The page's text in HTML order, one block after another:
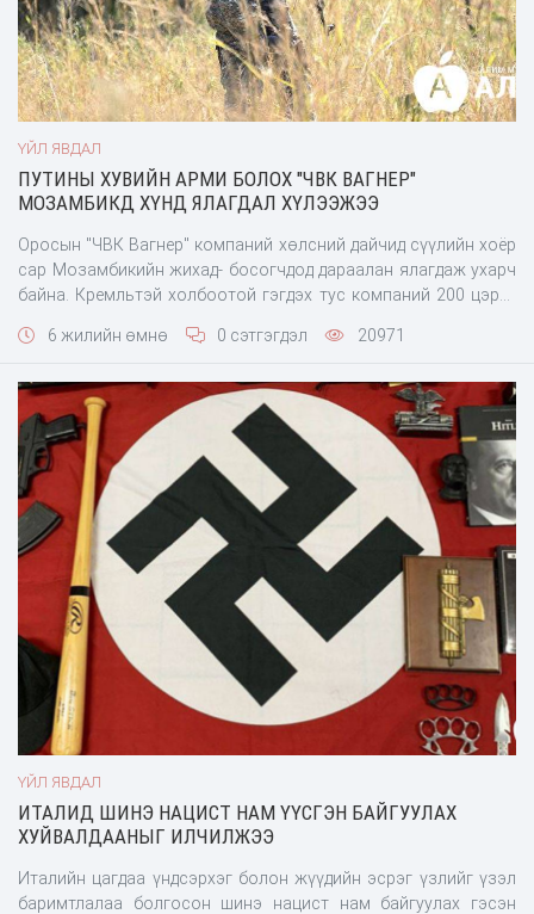
ҮЙЛ ЯВДАЛ
ПУТИНЫ ХУВИЙН АРМИ БОЛОХ "ЧВК ВАГНЕР"
МОЗАМБИКД ХҮНД ЯЛАГДАЛ ХҮЛЭЭЖЭЭ
Оросын "ЧВК Вагнер" компаний хөлсний дайчид сүүлийн хоёр
сар Мозамбикийн жихад- босогчдод дараалан ялагдаж ухарч
байна. Кремльтэй холбоотой гэгдэх тус компаний 200 цэрэг
Лалынхан алагдсан оросуудын цогцосыг зэрэмдэглэж
ийн хөлснийхөн гурван сарын өмнө Мозамбикийн хойд нутагт
ирсэн ч эсрэгээрээ тус бүсэд босогчдын идэвхи эрс
дээшилсэн нь гайхалтай. Оросын хөлснийхэн Засгийн газрын
цэрэгтэй үйл ажиллагаагаа зохицуулж байгаа хэдий ч бие
биенээ андуурч галлан хохирол учирсан хэрэг хэдэнтээ
гарсан. Үүнээс болж тэдний харилцаа хүйтэрчээ. Мозамбик
хэмээх Африкийн хамгийн тогтворгүй орны далайн эргийн
нутагт байгалийн хийний асар том орд олдсон. Босогчид одоо
энэ орддтой ойролцоох Кабу-Делгаду мужийн ширэнгэн ойд
шилжин төвлөрөөд байна. Дэлхийн том хувийн цэргийн
компани болох «Экзекьютив ауткамз» (Executive Outcomes)-
ийн эзэн 63 настай Эбен Барлоу (Eeben Barlow) нь «Таймс
6 жилийн өмнө 0 сэтгэгдэл 20971
ҮЙЛ ЯВДАЛ
ИТАЛИД ШИНЭ НАЦИСТ НАМ ҮҮСГЭН БАЙГУУЛАХ
ХУЙВАЛДААНЫГ ИЛЧИЛЖЭЭ
Италийн цагдаа үндсэрхэг болон жүүдийн эсрэг үзлийг үзэл
баримтлалаа болгосон шинэ нацист нам байгуулах гэсэн